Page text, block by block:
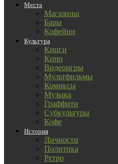
Места
Магазины
Бары
Кофейни
Культура
Книги
Кино
Видеоигры
Мультфильмы
Комиксы
Музыка
Граффити
Субкультуры
Кофе
История
Личности
Политика
Ретро